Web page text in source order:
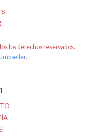
los derechos reservados.
.